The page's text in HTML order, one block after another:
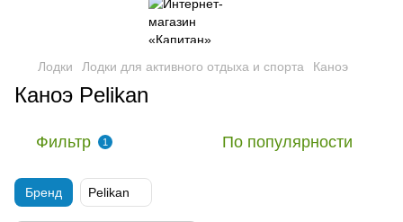
Лодки Лодки для активного отдыха и спорта Каноэ
Каноэ Pelikan
Фильтр 1 По популярности
Бренд Pelikan